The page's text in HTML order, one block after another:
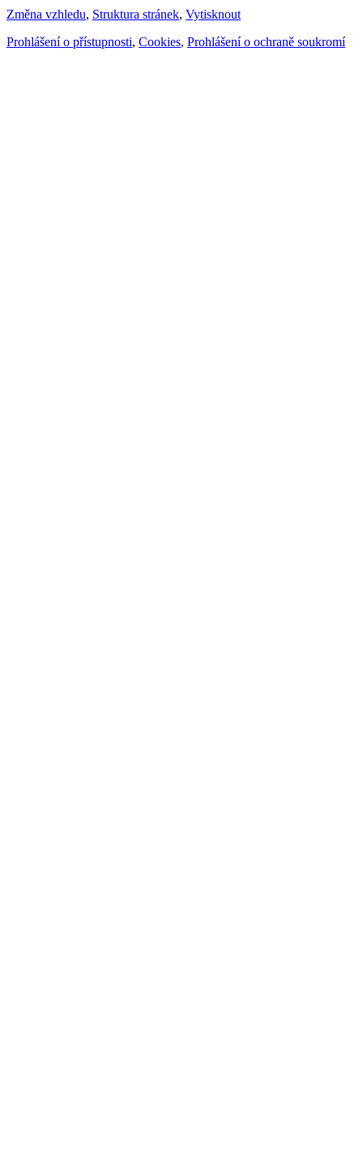
Změna vzhledu, Struktura stránek, Vytisknout
Prohlášení o přístupnosti, Cookies, Prohlášení o ochraně soukromí